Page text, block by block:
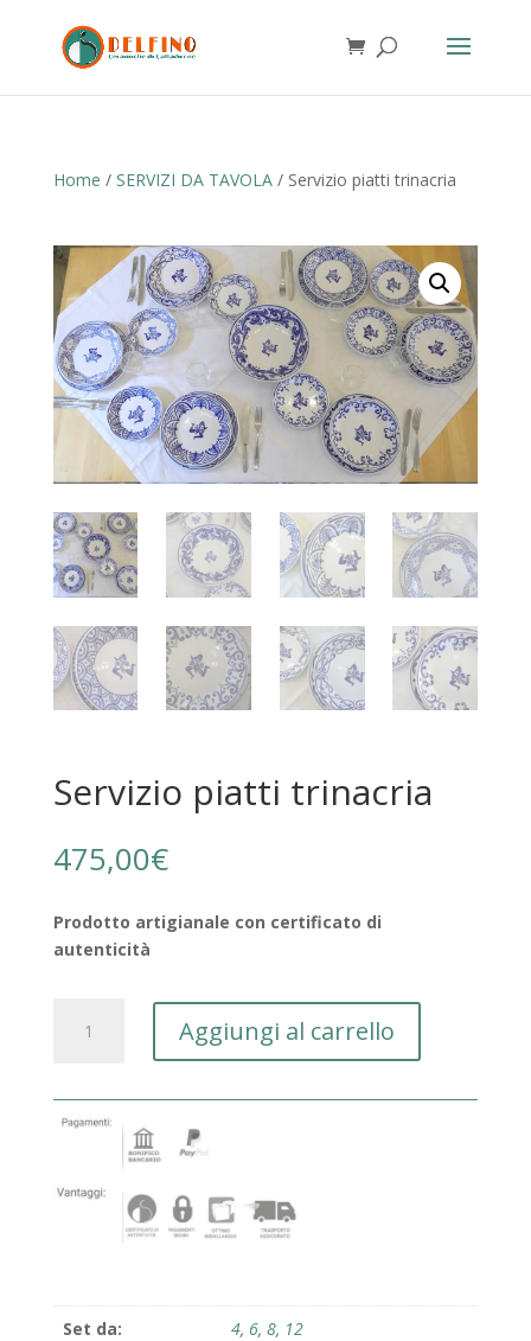
Home / SERVIZI DA TAVOLA/ Servizio piatti trinacria
Servizio piatti trinacria
475,00€
Prodotto artigianale con certificato di
autenticità
piatti
Aggiungi al carrello
Set da: 4, 6, 8, 12